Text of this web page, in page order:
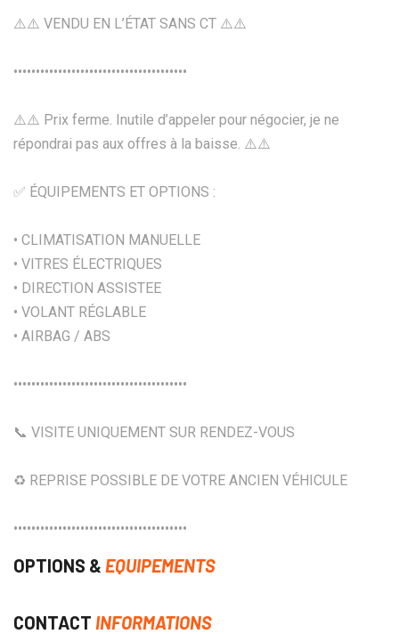
⚠️⚠️ VENDU EN L’ÉTAT SANS CT ⚠️⚠️
•••••••••••••••••••••••••••••••••••••••
⚠️⚠️ Prix ferme. Inutile d’appeler pour négocier, je ne
répondrai pas aux offres à la baisse. ⚠️⚠️
✅ ÉQUIPEMENTS ET OPTIONS :
• CLIMATISATION MANUELLE
• VITRES ÉLECTRIQUES
• DIRECTION ASSISTEE
• VOLANT RÉGLABLE
• AIRBAG / ABS
•••••••••••••••••••••••••••••••••••••••
📞 VISITE UNIQUEMENT SUR RENDEZ-VOUS
♻️ REPRISE POSSIBLE DE VOTRE ANCIEN VÉHICULE
•••••••••••••••••••••••••••••••••••••••
OPTIONS & EQUIPEMENTS
CONTACT INFORMATIONS